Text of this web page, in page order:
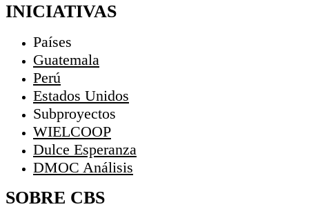
INICIATIVAS
Países
Guatemala
Perú
Estados Unidos
Subproyectos
WIELCOOP
Dulce Esperanza
DMOC Análisis
SOBRE CBS